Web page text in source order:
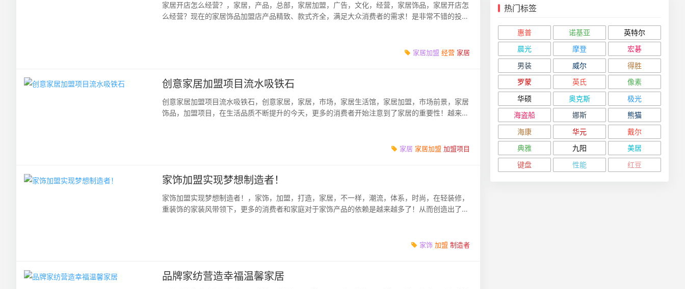
家居开店怎么经营？，家居，产品，总部，家居加盟，广告，文化，经营，家居饰品，家居开店怎
么经营？现在的家居饰品加盟店产品精致、款式齐全，满足大众消费者的需求！是非常不错的投资
家居加盟 经营 家居
创意家居加盟项目流水吸铁石
创意家居加盟项目流水吸铁石，创意家居，家居，市场，家居生活馆，家居加盟，市场前景，家居
饰品，加盟项目，在生活品质不断提升的今天，更多的消费者开始注意到了家居的重要性！越来越
家居 家居加盟 加盟项目
家饰加盟实现梦想制造者！
家饰加盟实现梦想制造者！，家饰，加盟，打造，家居，不一样，潮流，体系，时尚，在轻装修，
重装饰的家装风带领下，更多的消费者和家庭对于家饰产品的依赖是越来越多了！从而创造出了家
家饰 加盟 制造者
品牌家纺营造幸福温馨家居
热门标签
惠普 诺基亚
英特尔
晨光
摩登
宏碁
男装
威尔
得胜
罗蒙
英氏
像素
华硕
奥克斯
极光
海盗船
娜斯
熊猫
海康
华元
戴尔
典雅
九阳
美居
键盘
性能 红豆